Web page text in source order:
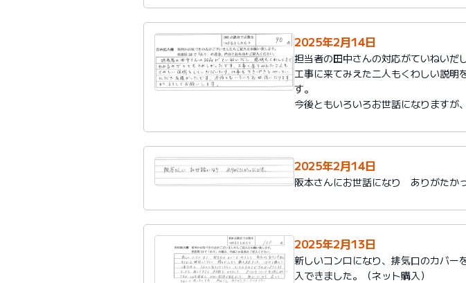
2025年2月14日
担当者の田中さんの対応がていねいだ
工事に来てみえた二人もくわしい説明
す。
今後ともいろいろお世話になりますが
2025年2月14日
阪本さんにお世話になり ありがたかっ
2025年2月13日
新しいコンロになり、排気口のカバー
入できました。（ネット購入）